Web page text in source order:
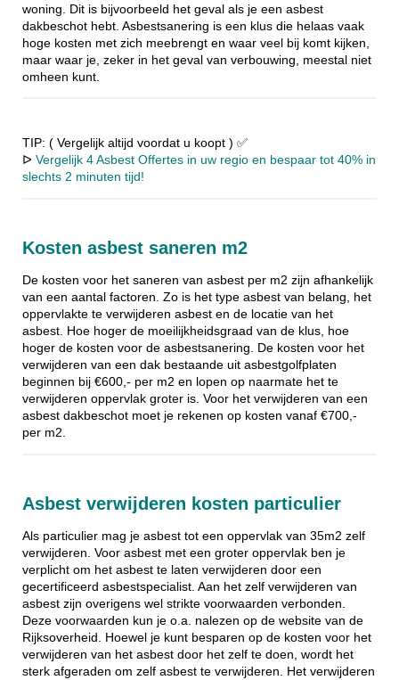
woning. Dit is bijvoorbeeld het geval als je een asbest
dakbeschot hebt. Asbestsanering is een klus die helaas vaak
hoge kosten met zich meebrengt en waar veel bij komt kijken,
maar waar je, zeker in het geval van verbouwing, meestal niet
omheen kunt.
TIP: ( Vergelijk altijd voordat u koopt ) ✅
ᐅ Vergelijk 4 Asbest Offertes in uw regio en bespaar tot 40% in
slechts 2 minuten tijd!
Kosten asbest saneren m2
De kosten voor het saneren van asbest per m2 zijn afhankelijk
van een aantal factoren. Zo is het type asbest van belang, het
oppervlakte te verwijderen asbest en de locatie van het
asbest. Hoe hoger de moeilijkheidsgraad van de klus, hoe
hoger de kosten voor de asbestsanering. De kosten voor het
verwijderen van een dak bestaande uit asbestgolfplaten
beginnen bij €600,- per m2 en lopen op naarmate het te
verwijderen oppervlak groter is. Voor het verwijderen van een
asbest dakbeschot moet je rekenen op kosten vanaf €700,-
per m2.
Asbest verwijderen kosten particulier
Als particulier mag je asbest tot een oppervlak van 35m2 zelf
verwijderen. Voor asbest met een groter oppervlak ben je
verplicht om het asbest te laten verwijderen door een
gecertificeerd asbestspecialist. Aan het zelf verwijderen van
asbest zijn overigens wel strikte voorwaarden verbonden.
Deze voorwaarden kun je o.a. nalezen op de website van de
Rijksoverheid. Hoewel je kunt besparen op de kosten voor het
verwijderen van het asbest door het zelf te doen, wordt het
sterk afgeraden om zelf asbest te verwijderen. Het verwijderen